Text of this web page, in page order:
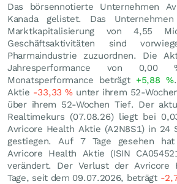
Das börsennotierte Unternehmen
Kanada gelistet. Das
Marktkapitalisierung von 4,55
Geschäftsaktivitäten sind
Pharmaindustrie zuzuordnen. Die
Jahresperformance von 0,00
Monatsperformance beträgt +5,88%
Aktie -33,33%unter ihrem 52-
über ihrem 52-Wochen Tief. Der
Realtimekurs (07.08.26) liegt bei
Avricore Health Aktie (A2N8S1) in 24
gestiegen. Auf 7 Tage gesehen
Avricore Health Aktie (ISIN
verändert. Der Verlust der
Tage, seit dem 09.07.2026, beträgt -